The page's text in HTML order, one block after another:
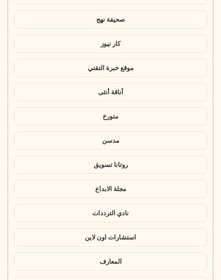
صحيفة نهج
كار نيوز
موقع خبرة التقني
أناقة أنثى
متورخ
مدسن
روتانا تسويق
مجلة الابداع
نادي الترددات
استشارات اون لاين
المعارف